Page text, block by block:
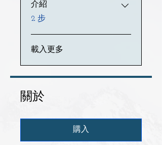
介紹
.2 步
載入更多
關於
購入